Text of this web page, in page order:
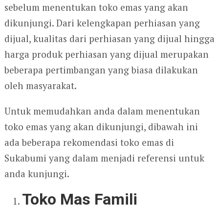
sebelum menentukan toko emas yang akan
dikunjungi. Dari kelengkapan perhiasan yang
dijual, kualitas dari perhiasan yang dijual hingga
harga produk perhiasan yang dijual merupakan
beberapa pertimbangan yang biasa dilakukan
oleh masyarakat.
Untuk memudahkan anda dalam menentukan
toko emas yang akan dikunjungi, dibawah ini
ada beberapa rekomendasi toko emas di
Sukabumi yang dalam menjadi referensi untuk
anda kunjungi.
Toko Mas Famili